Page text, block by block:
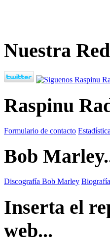
Nuestra
Raspinu
Formulario de contacto
Bob
Discografía Bob Marley
Inserta el
web...